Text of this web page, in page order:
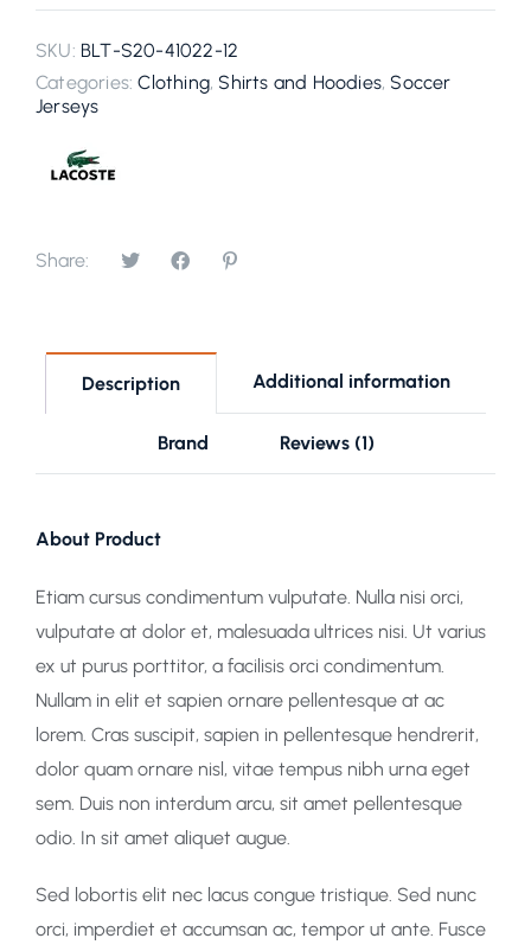
SKU: BLT-S20-41022-12
Categories:Clothing, Shirts and Hoodies, Soccer
Jerseys
Share:
Description Additional information
Brand Reviews (1)
About Product
Etiam cursus condimentum vulputate. Nulla nisi orci,
vulputate at dolor et, malesuada ultrices nisi. Ut varius
ex ut purus porttitor, a facilisis orci condimentum.
Nullam in elit et sapien ornare pellentesque at ac
lorem. Cras suscipit, sapien in pellentesque hendrerit,
dolor quam ornare nisl, vitae tempus nibh urna eget
sem. Duis non interdum arcu, sit amet pellentesque
odio. In sit amet aliquet augue.
Sed lobortis elit nec lacus congue tristique. Sed nunc
orci, imperdiet et accumsan ac, tempor ut ante. Fusce